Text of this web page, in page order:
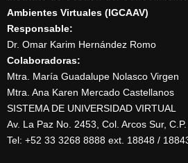
Ambientes Virtuales (IGCAAV)
Responsable:
Dr. Omar Karim Hernández Romo
Colaboradoras:
Mtra. María Guadalupe Nolasco Virgen
Mtra. Ana Karen Mercado Castellanos
SISTEMA DE UNIVERSIDAD VIRTUAL
Av. La Paz No. 2453, Col. Arcos Sur,
Tel: +52 33 3268 8888‏ ext.